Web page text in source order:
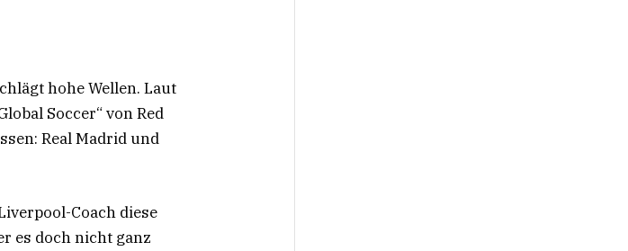
hohe Wellen. Laut
Soccer“ von Red
Real Madrid und
Coach diese
es doch nicht ganz